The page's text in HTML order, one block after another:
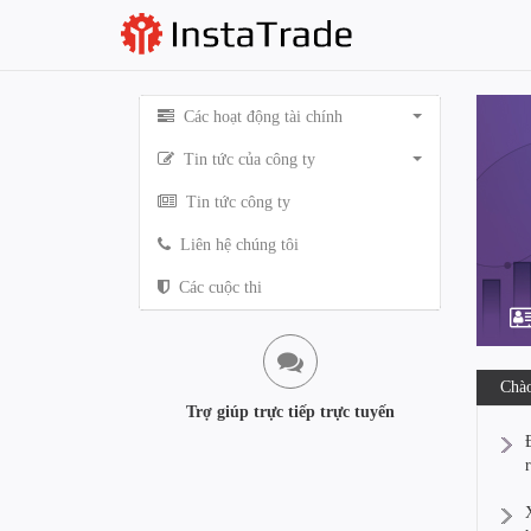
Các hoạt động tài chính
Tin tức của công ty
Tin tức công ty
Liên hệ chúng tôi
Các cuộc thi
Trợ giúp trực tiếp trực tuyến